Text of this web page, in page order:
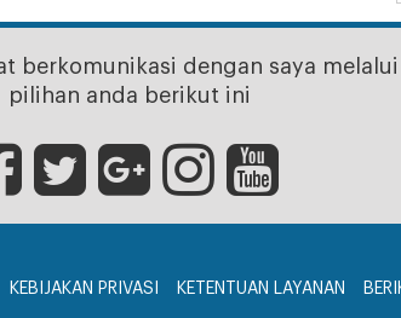
berkomunikasi dengan saya
pilihan anda berikut ini
KEBIJAKAN PRIVASI KETENTUAN LAYANAN